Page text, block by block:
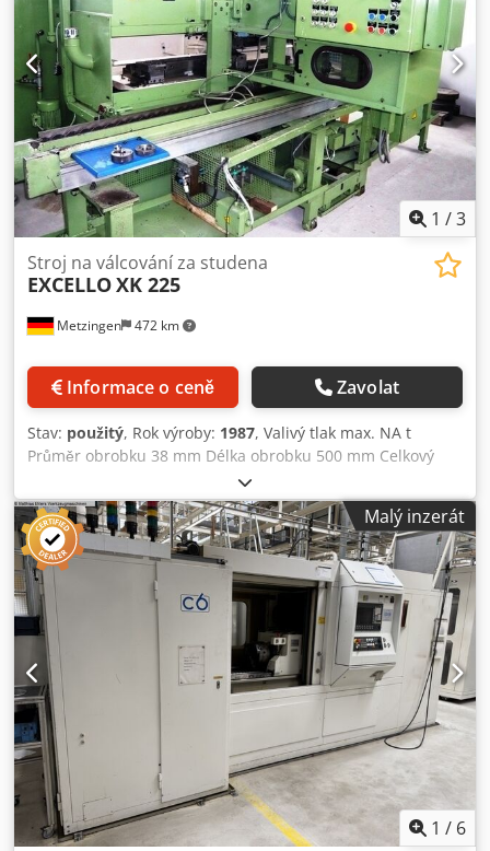
1 /3
Metzingen 472 km
Stroj na válcování za studena
EXCELLOXK 225
Informace o ceně Zavolat
Stav: použitý, Rok výroby: 1987, Valivý tlak max. NA t
Průměr obrobku 38 mm Délka obrobku 500 mm Celkový
potřebný výkon 24 kW Hmotnost stroje cca 10 tun Potřeba
místa cca m Max. Zdvih nástrojových suportů nahoře/dole
760 mm Max. Max. délka stojanu cca 610 mm Délka
obrobku mezi středy cca 500 mm Max. šířka ozubení/šířka
profilu 92 mm Max. průměr obrobku 38 mm Hydraulický
zdvih koníka na konzole cca 500 mm Rozsah modulů od/do
0,3 do 1,3 modulu Celkový pohon cca 24 kW - 380 V - 50 Hz
Celková hmotnost cca 10 000 kg Příslušenství / speciální
vybavení: " Podavač obrobků KBH paralelně se strojem,
aktuálně nastavený pro podávání a vyprazdňování obrobků
ve tvaru hřídele o průměru cca 16 Ø x 200 mm s
hranolovým dopravním pásem a zvedací stanicí pro 2
hřídele (surový/dokončený díl) v oblasti upínacích svěráků,
jakož i se zařízením pro kontrolu polohy obrobku. "
Původně bylo vnější ozubení (Zz = 25) odvalováno na tzv.
planetových nosičích (Auto), Ø cca 32 mm x 14 mm
dlouhých, obrobek Ø cca 80 x 80 mm dlouhý. " Různé
Malý inzerát
1 / 6